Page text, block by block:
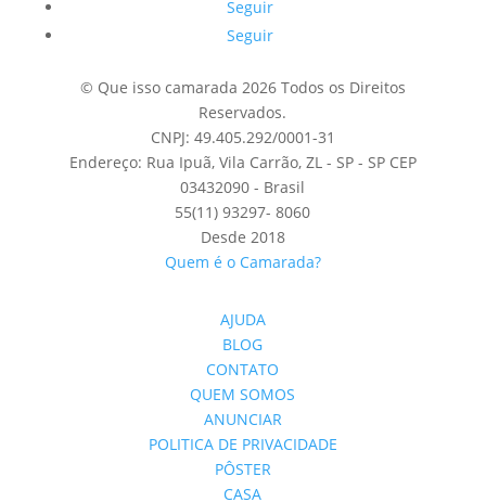
Seguir
Seguir
© Que isso camarada 2026 Todos os Direitos
Reservados.
CNPJ: 49.405.292/0001-31
Endereço: Rua Ipuã, Vila Carrão, ZL - SP - SP CEP
03432090 - Brasil
55(11) 93297- 8060
Desde 2018
Quem é o Camarada?
AJUDA
BLOG
CONTATO
QUEM SOMOS
ANUNCIAR
POLITICA DE PRIVACIDADE
PÔSTER
CASA